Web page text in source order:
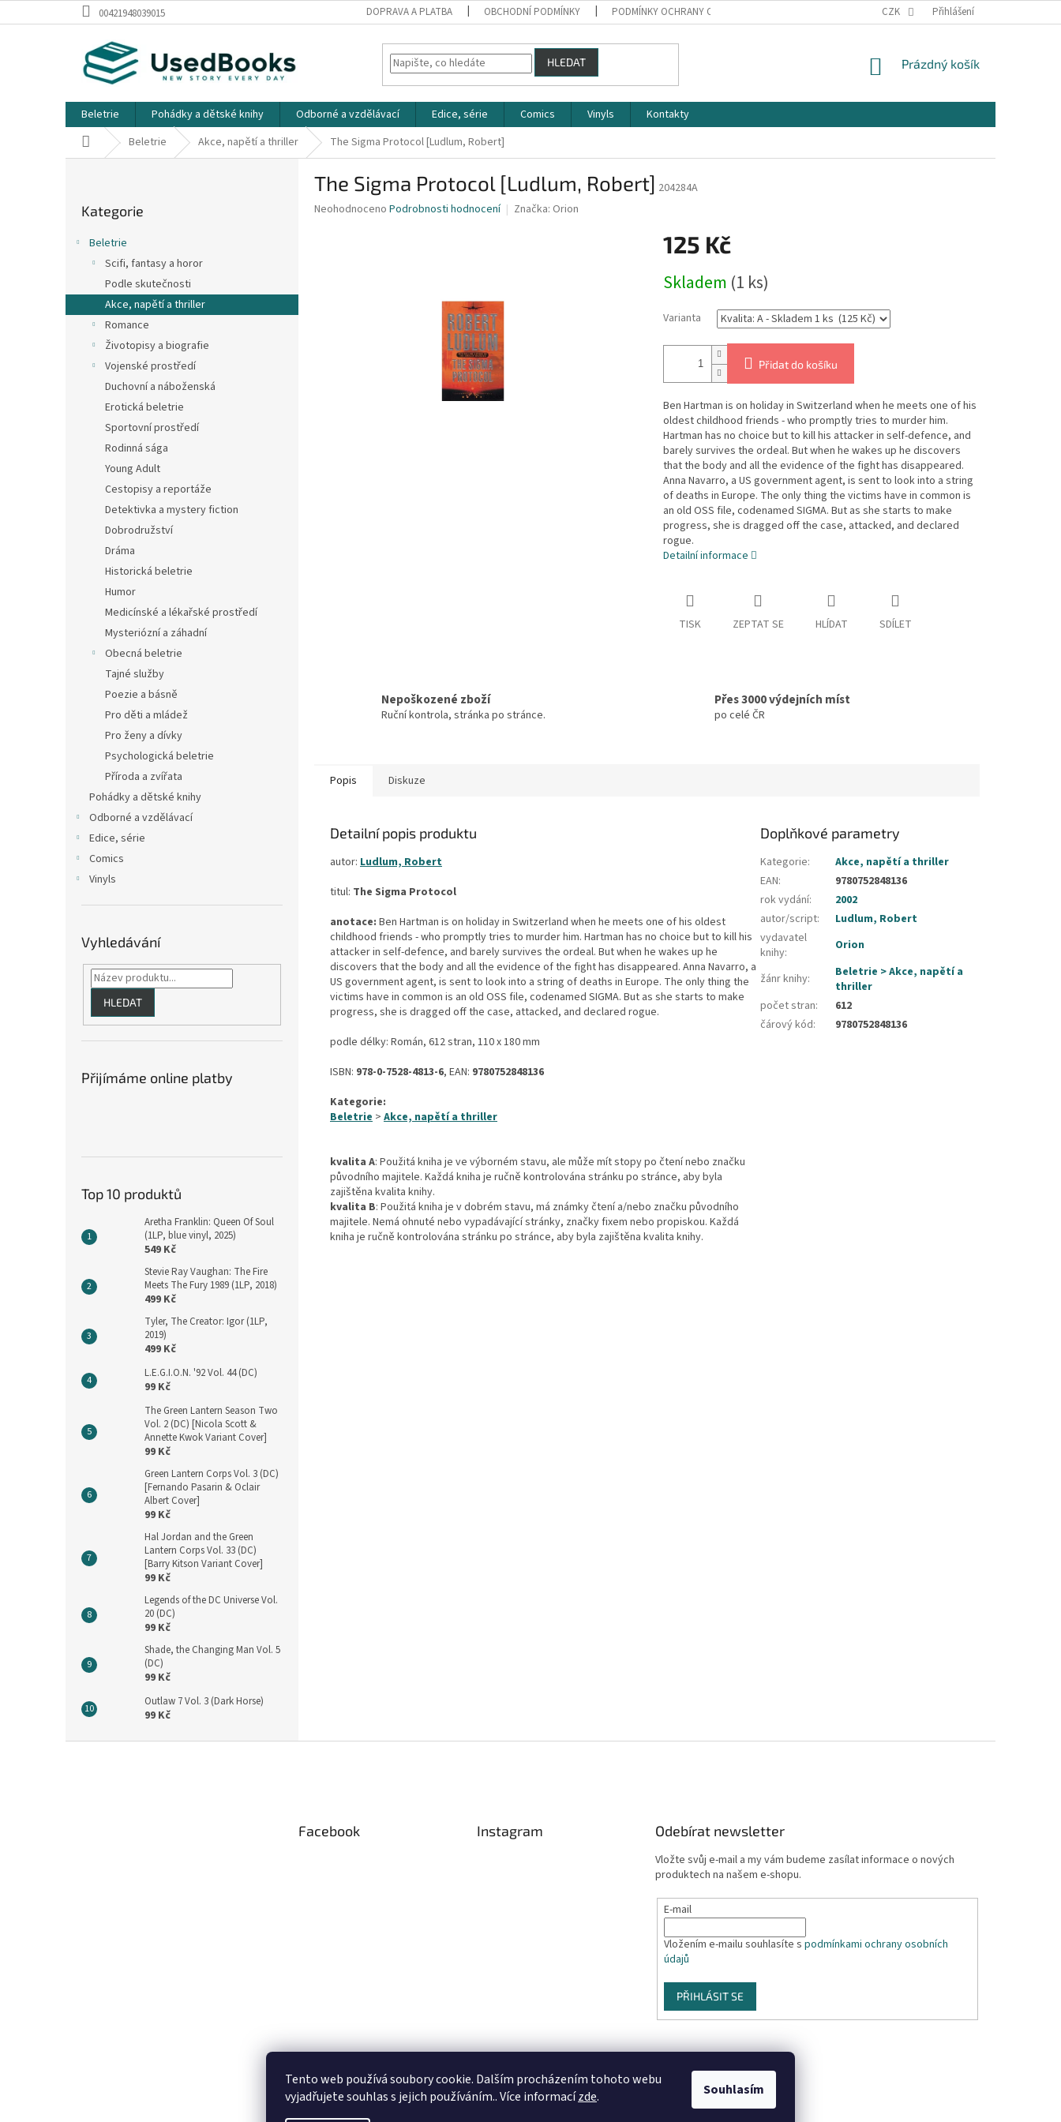
Tento web používá soubory cookie. Dalším procházením tohoto webu
vyjadřujete souhlas s jejich používáním.. Více informacízde. Souhlasím
na
00421948039015 DOPRAVA A PLATBA OBCHODNÍ PODMÍNKY PODMÍNKY OCHRANY OSOBNÍCH ÚDAJŮ CZK Přihlášení
HLEDAT
NÁKUPNÍ
Prázdný košík
Beletrie Pohádky a dětské knihy Odborné a vzdělávací Edice, série Comics Vinyls
Kontakty
Domů Beletrie Akce, napětí a thriller The Sigma Protocol [Ludlum, Robert]
kategorie
Kategorie
Beletrie
Scifi, fantasy a horor
Podle skutečnosti
Akce, napětí a thriller
Romance
Životopisy a biografie
Vojenské prostředí
Duchovní a náboženská
Erotická beletrie
Sportovní prostředí
Rodinná sága
Young Adult
Cestopisy a reportáže
Detektivka a mystery fiction
Dobrodružství
Dráma
Historická beletrie
Humor
Medicínské a lékařské prostředí
Mysteriózní a záhadní
Obecná beletrie
Tajné služby
Poezie a básně
Pro děti a mládež
Pro ženy a dívky
Psychologická beletrie
Příroda a zvířata
Pohádky a dětské knihy
Odborné a vzdělávací
Edice, série
Comics
Vinyls
Vyhledávání
HLEDAT
Přijímáme online platby
Top 10 produktů
Aretha Franklin: Queen Of Soul
(1LP, blue vinyl, 2025)
549 Kč
Stevie Ray Vaughan: The Fire
Meets The Fury 1989 (1LP, 2018)
499 Kč
Tyler, The Creator: Igor (1LP,
2019)
499 Kč
L.E.G.I.O.N. '92 Vol. 44 (DC)
99 Kč
The Green Lantern Season Two
Vol. 2 (DC) [Nicola Scott &
Annette Kwok Variant Cover]
99 Kč
Green Lantern Corps Vol. 3 (DC)
[Fernando Pasarin & Oclair
Albert Cover]
99 Kč
Hal Jordan and the Green
Lantern Corps Vol. 33 (DC)
[Barry Kitson Variant Cover]
99 Kč
Legends of the DC Universe Vol.
20 (DC)
99 Kč
Shade, the Changing Man Vol. 5
(DC)
99 Kč
Outlaw 7 Vol. 3 (Dark Horse)
99 Kč
The Sigma Protocol [Ludlum, Robert] 204284A
Průměrné
Neohodnoceno Podrobnosti hodnocení Značka: Orion
125 Kč
cena:
Skladem (1 ks)
Varianta
Přidat do košíku
Ben Hartman is on holiday in Switzerland when he meets one of his
oldest childhood friends - who promptly tries to murder him.
Hartman has no choice but to kill his attacker in self-defence, and
barely survives the ordeal. But when he wakes up he discovers
that the body and all the evidence of the fight has disappeared.
Anna Navarro, a US government agent, is sent to look into a string
of deaths in Europe. The only thing the victims have in common is
an old OSS file, codenamed SIGMA. But as she starts to make
progress, she is dragged off the case, attacked, and declared
rogue.
Detailní informace
TISK ZEPTAT SE HLÍDAT SDÍLET
Nepoškozené zboží
Ruční kontrola, stránka po stránce.
Přes 3000 výdejních míst
po celé ČR
Popis Diskuze
Detailní popis produktu
autor: Ludlum, Robert
titul: The Sigma Protocol
anotace: Ben Hartman is on holiday in Switzerland when he meets one of his oldest
childhood friends - who promptly tries to murder him. Hartman has no choice but to kill his
attacker in self-defence, and barely survives the ordeal. But when he wakes up he
discovers that the body and all the evidence of the fight has disappeared. Anna Navarro, a
US government agent, is sent to look into a string of deaths in Europe. The only thing the
victims have in common is an old OSS file, codenamed SIGMA. But as she starts to make
progress, she is dragged off the case, attacked, and declared rogue.
podle délky: Román, 612 stran, 110 x 180 mm
ISBN: 978-0-7528-4813-6, EAN: 9780752848136
Kategorie:
Beletrie > Akce, napětí a thriller
kvalita A: Použitá kniha je ve výborném stavu, ale může mít stopy po čtení nebo značku
původního majitele. Každá kniha je ručně kontrolována stránku po stránce, aby byla
zajištěna kvalita knihy.
kvalita B: Použitá kniha je v dobrém stavu, má známky čtení a/nebo značku původního
majitele. Nemá ohnuté nebo vypadávající stránky, značky fixem nebo propiskou. Každá
kniha je ručně kontrolována stránku po stránce, aby byla zajištěna kvalita knihy.
Doplňkové parametry
Kategorie:
Akce, napětí a thriller
EAN:
9780752848136
rok vydání:
2002
autor/script:
Ludlum, Robert
vydavatel
knihy: Orion
žánr knihy:
Beletrie > Akce, napětí a
thriller
počet stran:
612
čárový kód: 9780752848136
Facebook Instagram
Sledovat na Instagramu
Odebírat newsletter
Vložte svůj e-mail a my vám budeme zasílat informace o nových
produktech na našem e-shopu.
E-mail
Vložením e-mailu souhlasíte spodmínkami ochrany osobních
údajů
PŘIHLÁSIT SE